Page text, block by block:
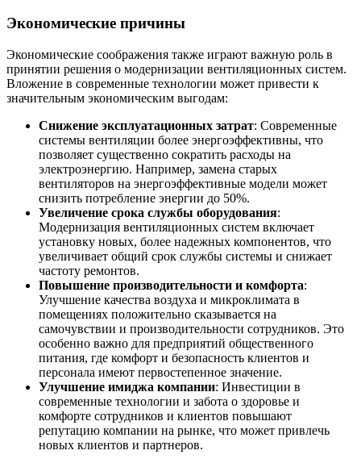
Экономические причины
Экономические соображения также играют важную роль в
принятии решения о модернизации вентиляционных систем.
Вложение в современные технологии может привести к
значительным экономическим выгодам:
Снижение эксплуатационных затрат: Современные
системы вентиляции более энергоэффективны, что
позволяет существенно сократить расходы на
электроэнергию. Например, замена старых
вентиляторов на энергоэффективные модели может
снизить потребление энергии до 50%.
Увеличение срока службы оборудования:
Модернизация вентиляционных систем включает
установку новых, более надежных компонентов, что
увеличивает общий срок службы системы и снижает
частоту ремонтов.
Повышение производительности и комфорта:
Улучшение качества воздуха и микроклимата в
помещениях положительно сказывается на
самочувствии и производительности сотрудников. Это
особенно важно для предприятий общественного
питания, где комфорт и безопасность клиентов и
персонала имеют первостепенное значение.
Улучшение имиджа компании: Инвестиции в
современные технологии и забота о здоровье и
комфорте сотрудников и клиентов повышают
репутацию компании на рынке, что может привлечь
новых клиентов и партнеров.